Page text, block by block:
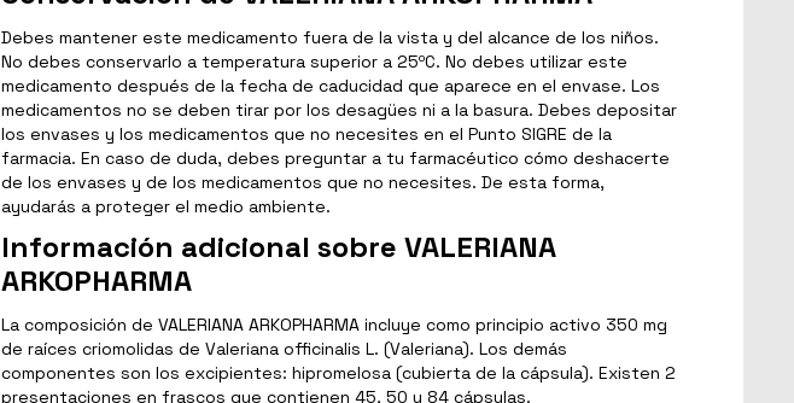
Debes mantener este medicamento fuera de la vista y del alcance de los niños.
No debes conservarlo a temperatura superior a 25ºC. No debes utilizar este
medicamento después de la fecha de caducidad que aparece en el envase. Los
medicamentos no se deben tirar por los desagües ni a la basura. Debes depositar
los envases y los medicamentos que no necesites en el Punto SIGRE de la
farmacia. En caso de duda, debes preguntar a tu farmacéutico cómo deshacerte
de los envases y de los medicamentos que no necesites. De esta forma,
ayudarás a proteger el medio ambiente.
Información adicional sobre VALERIANA
ARKOPHARMA
La composición de VALERIANA ARKOPHARMA incluye como principio activo 350 mg
de raíces criomolidas de Valeriana officinalis L. (Valeriana). Los demás
componentes son los excipientes: hipromelosa (cubierta de la cápsula). Existen 2
presentaciones en frascos que contienen 45, 50 y 84 cápsulas.